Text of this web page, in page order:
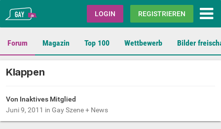
Gay.de LOGIN REGISTRIEREN
Forum Magazin Top 100 Wettbewerb Bilder
Klappen
Von Inaktives Mitglied
Juni 9, 2011 in Gay Szene + News